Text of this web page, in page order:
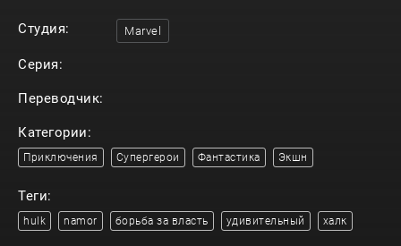
Студия: Marvel
Серия:
Переводчик:
Категории:
Приключения Супергерои Фантастика Экшн
Теги:
hulk namor борьба за власть удивительный халк